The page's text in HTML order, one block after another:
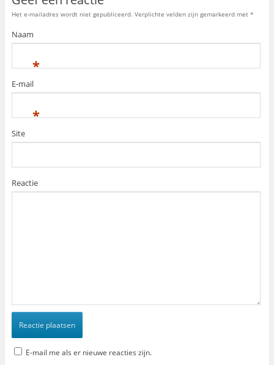
Het e-mailadres wordt niet gepubliceerd. Verplichte velden zijn gemarkeerd met *
Naam
*
E-mail
*
Site
Reactie
E-mail me als er nieuwe reacties zijn.